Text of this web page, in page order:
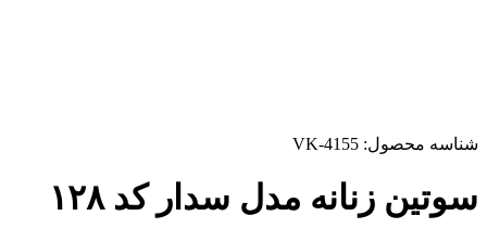
شناسه محصول: VK-4155
سوتین زنانه مدل سدار کد ۱۲۸